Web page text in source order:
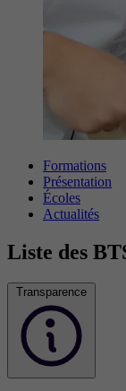
Formations
Présentation
Écoles
Actualités
Liste des
Transparence